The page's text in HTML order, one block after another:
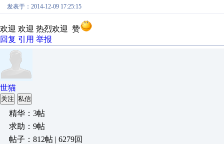
发表于：2014-12-09 17:25:15
欢迎 欢迎 热烈欢迎 赞
回复 引用 举报
世猫
关注 私信
精华：3帖
求助：9帖
帖子：812帖 | 6279回